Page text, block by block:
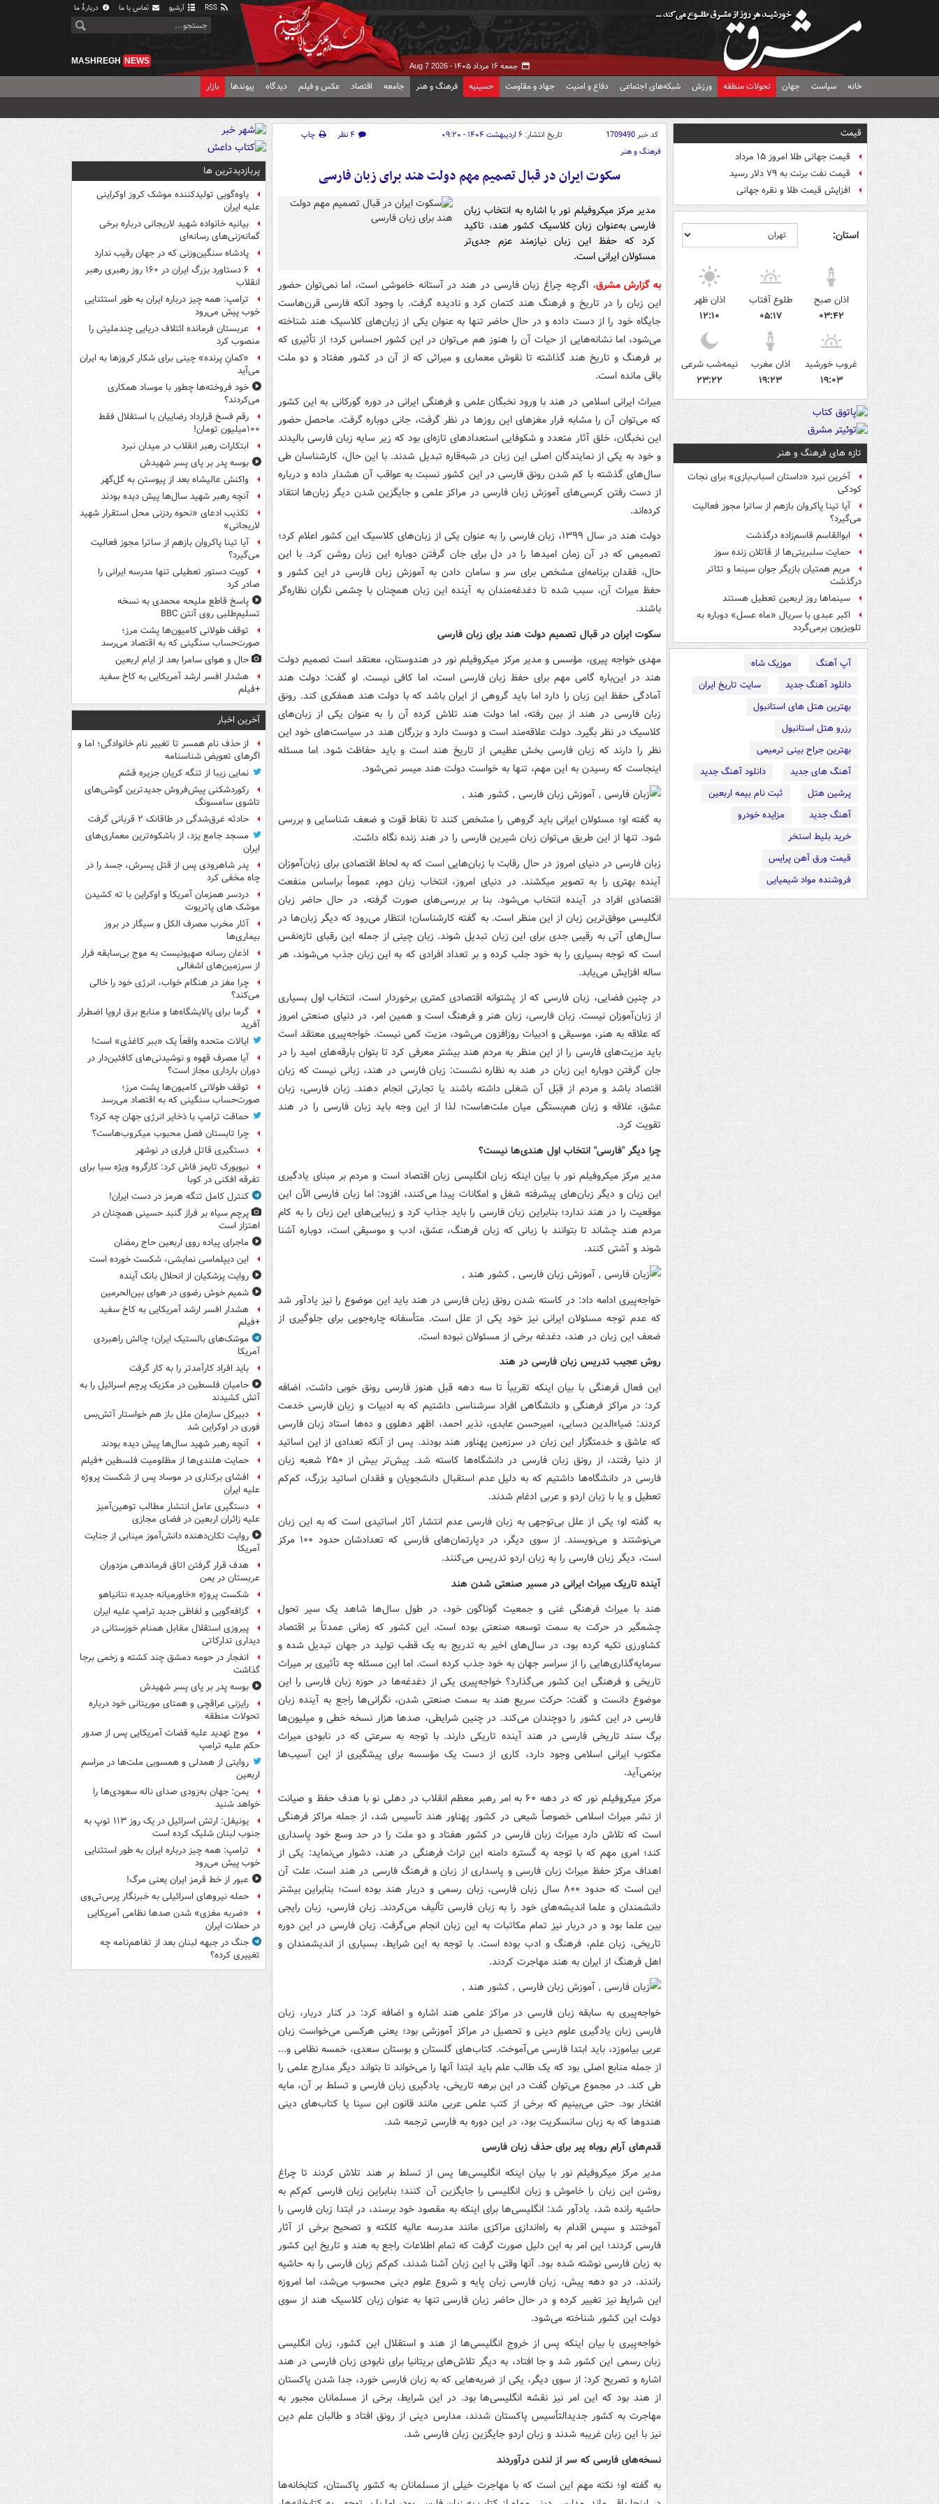
آرشیو تماس با ما دربارهٔ ما
جمعه ۱۶ مرداد ۱۴۰۵ - Aug 7 2026
MASHREGH NEWS
خانه سیاست جهان تحولات منطقه ورزش شبکه‌های اجتماعی دفاع و امنیت جهاد و مقاومت حسینیه فرهنگ و هنر جامعه اقتصاد عکس و فیلم دیدگاه پیوندها بازار
قیمت
قیمت جهانی طلا امروز ۱۵ مرداد
قیمت نفت برنت به ۷۹ دلار رسید
افزایش قیمت طلا و نقره جهانی
استان:
اذان صبح
۰۳:۴۲
طلوع آفتاب
۰۵:۱۷
اذان ظهر
۱۲:۱۰
غروب خورشید
۱۹:۰۳
اذان مغرب
۱۹:۲۳
نیمه‌شب شرعی
۲۳:۲۲
تازه های فرهنگ و هنر
آخرین نبرد «داستان اسباب‌بازی» برای نجات
کودکی
آیا تینا پاکروان بازهم از ساترا مجوز فعالیت
می‌گیرد؟
ابوالقاسم قاسم‌زاده درگذشت
حمایت سلبریتی‌ها از قاتلان زنده سوز
مریم همتیان بازیگر جوان سینما و تئاتر
درگذشت
سینماها روز اربعین تعطیل هستند
اکبر عبدی با سریال «ماه عسل» دوباره به
تلویزیون برمی‌گردد
آپ آهنگ
موزیک شاه
دانلود آهنگ جدید
سایت تاریخ ایران
بهترین هتل های استانبول
رزرو هتل استانبول
بهترین جراح بینی ترمیمی
آهنگ های جدید
دانلود آهنگ جدید
پرشین هتل
ثبت نام بیمه اربعین
آهنگ جدید
مزایده خودرو
خرید بلیط استخر
قیمت ورق آهن پرایس
فروشنده مواد شیمیایی
کد خبر1709490 تاریخ انتشار: ۶ اردیبهشت ۱۴۰۴ - ۰۹:۲۰ ۴ نظر
چاپ
فرهنگ و هنر
‌سکوت ایران در قبال تصمیم مهم دولت هند برای زبان فارسی
مدیر مرکز میکروفیلم نور با اشاره به انتخاب زبان
فارسی به‌عنوان زبان کلاسیک کشور هند، تاکید
کرد که حفظ این زبان نیازمند عزم جدی‌تر
مسئولان ایرانی است.
به گزارش مشرق، اگرچه چراغ زبان فارسی در هند در آستانه خاموشی است، اما نمی‌توان حضور
این زبان را در تاریخ و فرهنگ هند کتمان کرد و نادیده گرفت. با وجود آنکه فارسی قرن‌هاست
جایگاه خود را از دست داده و در حال حاضر تنها به عنوان یکی از زبان‌های کلاسیک هند شناخته
می‌شود، اما نشانه‌هایی از حیات آن را هنوز هم می‌توان در این کشور احساس کرد؛ از تأثیری که
بر فرهنگ و تاریخ هند گذاشته تا نقوش معماری و میراثی که از آن در کشور هفتاد و دو ملت
باقی مانده است.
میراث ایرانی اسلامی در هند با ورود نخبگان علمی و فرهنگی ایرانی در دوره گورکانی به این کشور
که می‌توان آن را مشابه فرار مغزهای این روزها در نظر گرفت، جانی دوباره گرفت. ماحصل حضور
این نخبگان، خلق آثار متعدد و شکوفایی استعدادهای تازه‌ای بود که زیر سایه زبان فارسی بالیدند
و خود به یکی از نمایندگان اصلی این زبان در شبه‌قاره تبدیل شدند. با این حال، کارشناسان طی
سال‌های گذشته با کم شدن رونق فارسی در این کشور نسبت به عواقب آن هشدار داده و درباره
از دست رفتن کرسی‌های آموزش زبان فارسی در مراکز علمی و جایگزین شدن دیگر زبان‌ها انتقاد
کرده‌اند.
دولت هند در سال ۱۳۹۹، زبان فارسی را به عنوان یکی از زبان‌های کلاسیک این کشور اعلام کرد؛
تصمیمی که در آن زمان امیدها را در دل برای جان گرفتن دوباره این زبان روشن کرد. با این
حال، فقدان برنامه‌ای مشخص برای سر و سامان دادن به آموزش زبان فارسی در این کشور و
حفظ میراث آن، سبب شده تا دغدغه‌مندان به آینده این زبان همچنان با چشمی نگران نظاره‌گر
باشند.
سکوت ایران در قبال تصمیم دولت هند برای زبان فارسی
مهدی خواجه پیری، مؤسس و مدیر مرکز میکروفیلم نور در هندوستان، معتقد است تصمیم دولت
هند در این‌باره گامی مهم برای حفظ زبان فارسی است، اما کافی نیست. او گفت: دولت هند
آمادگی حفظ این زبان را دارد اما باید گروهی از ایران باشد که با دولت هند همفکری کند. رونق
زبان فارسی در هند از بین رفته، اما دولت هند تلاش کرده آن را به عنوان یکی از زبان‌های
کلاسیک در نظر بگیرد. دولت علاقه‌مند است و دوست دارد و بزرگان هند در سیاست‌های خود این
نظر را دارند که زبان فارسی بخش عظیمی از تاریخ هند است و باید حفاظت شود. اما مسئله
اینجاست که رسیدن به این مهم، تنها به خواست دولت هند میسر نمی‌شود.
به گفته او؛ مسئولان ایرانی باید گروهی را مشخص کنند تا نقاط قوت و ضعف شناسایی و بررسی
شود. تنها از این طریق می‌توان زبان شیرین فارسی را در هند زنده نگاه داشت.
زبان فارسی در دنیای امروز در حال رقابت با زبان‌هایی است که به لحاظ اقتصادی برای زبان‌آموزان
آینده بهتری را به تصویر می‎کشند. در دنیای امروز، انتخاب زبان دوم، عموماً براساس منفعت
اقتصادی افراد در آینده انتخاب می‌شود. بنا بر بررسی‌های صورت گرفته، در حال حاضر زبان
انگلیسی موفق‌ترین زبان از این منظر است. به گفته کارشناسان؛ انتظار می‌رود که دیگر زبان‌ها در
سال‌های آتی به رقیبی جدی برای این زبان تبدیل شوند. زبان چینی از جمله این رقبای تازه‌نفس
است که توجه بسیاری را به خود جلب کرده و بر تعداد افرادی که به این زبان جذب می‌شوند، هر
ساله افزایش می‌یابد.
در چنین فضایی، زبان فارسی که از پشتوانه اقتصادی کمتری برخوردار است، انتخاب اول بسیاری
از زبان‌آموزان نیست. زبان فارسی، زبان هنر و فرهنگ است و همین امر، در دنیای صنعتی امروز
که علاقه به هنر، موسیقی و ادبیات روزافزون می‌‎شود، مزیت کمی نیست. خواجه‌پیری معتقد است
باید مزیت‌های فارسی را از این منظر به مردم هند بیشتر معرفی کرد تا بتوان بارقه‌های امید را در
جان گرفتن دوباره این زبان در هند به نظاره نشست: زبان فارسی در هند، زبانی نیست که زبان
اقتصاد باشد و مردم از قِبَل آن شغلی داشته باشند یا تجارتی انجام دهند. زبان فارسی، زبان
عشق، علاقه و زبان هم‌بستگی میان ملت‌هاست؛ لذا از این وجه باید زبان فارسی را در هند
تقویت کرد.
چرا دیگر "فارسی" انتخاب اول هندی‌ها نیست؟
مدیر مرکز میکروفیلم نور با بیان اینکه زبان انگلیسی زبان اقتصاد است و مردم بر مبنای یادگیری
این زبان و دیگر زبان‌های پیشرفته شغل و امکانات پیدا می‌کنند، افزود: اما زبان فارسی الآن این
موقعیت را در هند ندارد؛ بنابراین زبان فارسی را باید جذاب کرد و زیبایی‌های این زبان را به کام
مردم هند چشاند تا بتوانند با زبانی که زبان فرهنگ، عشق، ادب و موسیقی است، دوباره آشنا
شوند و آشتی کنند.
خواجه‌پیری ادامه داد: در کاسته شدن رونق زبان فارسی در هند باید این موضوع را نیز یادآور شد
که عدم توجه مسئولان ایرانی نیز خود یکی از علل است. متأسفانه چاره‌جویی برای جلوگیری از
ضعف این زبان در هند، دغدغه برخی از مسئولان نبوده است.
روش عجیب تدریس زبان فارسی در هند
این فعال فرهنگی با بیان اینکه تقریباً تا سه دهه قبل هنوز فارسی رونق خوبی داشت، اضافه
کرد: در مراکز فرهنگی و دانشگاهی افراد سرشناسی داشتیم که به ادبیات و زبان فارسی خدمت
کردند: ضیاءالدین دسایی، امیرحسن عابدی، نذیر احمد، اظهر دهلوی و ده‌ها استاد زبان فارسی
که عاشق و خدمتگزار این زبان در سرزمین پهناور هند بودند. پس از آنکه تعدادی از این اساتید
از دنیا رفتند، از رونق زبان فارسی در دانشگاه‌ها کاسته شد. پیش‌تر بیش از ۲۵۰ شعبه زبان
فارسی در دانشگاه‌ها داشتیم که به دلیل عدم استقبال دانشجویان و فقدان اساتید بزرگ، کم‌کم
تعطیل و یا با زبان اردو و عربی ادغام شدند.
به گفته او؛ یکی از علل بی‌توجهی به زبان فارسی عدم انتشار آثار اساتیدی است که به این زبان
می‌نوشتند و می‌نویسند. از سوی دیگر، در دپارتمان‌های فارسی که تعدادشان حدود ۱۰۰ مرکز
است، دیگر زبان فارسی را به زبان اردو تدریس می‌کنند.
آینده تاریک میراث ایرانی در مسیر صنعتی شدن هند
هند با میراث فرهنگی غنی و جمعیت گوناگون خود، در طول سال‌ها شاهد یک سیر تحول
چشمگیر در حرکت به سمت توسعه صنعتی بوده است. این کشور که زمانی عمدتاً بر اقتصاد
کشاورزی تکیه کرده بود، در سال‌های اخیر به تدریج به یک قطب تولید در جهان تبدیل شده و
سرمایه‌گذاری‌هایی را از سراسر جهان به خود جذب کرده است. اما این مسئله چه تأثیری بر میراث
تاریخی و فرهنگی این کشور می‌گذارد؟ خواجه‌پیری یکی از دغدغه‌ها در حوزه زبان فارسی را این
موضوع دانست و گفت: حرکت سریع هند به سمت صنعتی شدن، نگرانی‌ها راجع به آینده زبان
فارسی در این کشور را دوچندان می‌کند. در چنین شرایطی، صدها هزار نسخه خطی و میلیون‌ها
برگ سند تاریخی فارسی در هند آینده تاریکی دارند. با توجه به سرعتی که در نابودی میراث
مکتوب ایرانی اسلامی وجود دارد، کاری از دست یک مؤسسه برای پیشگیری از این آسیب‌ها
برنمی‌آید.
مرکز میکروفیلم نور که در دهه ۶۰ به امر رهبر معظم انقلاب در دهلی نو با هدف حفظ و صیانت
از نشر میراث اسلامی خصوصاً شیعی در کشور پهناور هند تأسیس شد، از جمله مراکز فرهنگی
است که تلاش دارد میراث زبان فارسی در کشور هفتاد و دو ملت را در حد وسع خود پاسداری
کند؛ امری مهم که با توجه به گستره دامنه این تراث فرهنگی در هند، دشوار می‌نماید: یکی از
اهداف مرکز حفظ میراث زبان فارسی و پاسداری از زبان و فرهنگ فارسی در هند است. علت آن
این است که حدود ۸۰۰ سال زبان فارسی، زبان رسمی و دربار هند بوده است؛ بنابراین بیشتر
دانشمندان و علما اندیشه‌های خود را به زبان فارسی تألیف می‌کردند. زبان فارسی، زبان رایجی
بین علما بود و در دربار نیز تمام مکاتبات به این زبان انجام می‌گرفت. زبان فارسی در این دوره
تاریخی، زبان علم، فرهنگ و ادب بوده است. با توجه به این شرایط، بسیاری از اندیشمندان و
اهل فرهنگ از ایران به هند مهاجرت کردند.
خواجه‌پیری به سابقه زبان فارسی در مراکز علمی هند اشاره و اضافه کرد: در کنار دربار، زبان
فارسی زبان یادگیری علوم دینی و تحصیل در مراکز آموزشی بود؛ یعنی هرکسی می‌خواست زبان
عربی بیاموزد، باید ابتدا فارسی می‌آموخت. کتاب‌های گلستان و بوستان سعدی، خمسه نظامی و...
از جمله منابع اصلی بود که یک طالب علم باید ابتدا آنها را می‌خواند تا بتواند دیگر مدارج علمی را
طی کند. در مجموع می‌توان گفت در این برهه تاریخی، یادگیری زبان فارسی و تسلط بر آن، مایه
افتخار بود. حتی می‌بینیم که برخی از کتب علمی عربی مانند قانون ابن سینا یا کتاب‌های دینی
هندوها که به زبان سانسکریت بود، در این دوره به فارسی ترجمه شد.
قدم‌های آرام روباه پیر برای حذف زبان فارسی
مدیر مرکز میکروفیلم نور با بیان اینکه انگلیسی‌ها پس از تسلط بر هند تلاش کردند تا چراغ
روشن این زبان را خاموش و زبان انگلیسی را جایگزین آن کنند؛ بنابراین زبان فارسی کم‌کم به
حاشیه رانده شد، یادآور شد: انگلیسی‌ها برای اینکه به مقصود خود برسند، در ابتدا زبان فارسی را
آموختند و سپس اقدام به راه‌اندازی مراکزی مانند مدرسه عالیه کلکته و تصحیح برخی از آثار
فارسی کردند؛ این امر به این دلیل صورت گرفت که تمام اطلاعات راجع به هند و تاریخ این کشور
به زبان فارسی نوشته شده بود. آنها وقتی با این زبان آشنا شدند، کم‌کم زبان فارسی را به حاشیه
راندند. در دو دهه پیش، زبان فارسی زبان پایه و شروع علوم دینی محسوب می‌شد، اما امروزه
این شرایط نیز تغییر کرده و در حال حاضر زبان فارسی تنها به عنوان زبان کلاسیک هند از سوی
دولت این کشور شناخته می‌شود.
خواجه‌پیری با بیان اینکه پس از خروج انگلیسی‌ها از هند و استقلال این کشور، زبان انگلیسی
زبان رسمی این کشور شد و جا افتاد، به دیگر تلاش‌های بریتانیا برای نابودی زبان فارسی در هند
اشاره و تصریح کرد: از سوی دیگر، یکی از ضربه‌هایی که به زبان فارسی خورد، جدا شدن پاکستان
از هند بود که این امر نیز نقشه انگلیسی‌ها بود. در این شرایط، برخی از مسلمانان مجبور به
مهاجرت به کشور جدیدالتأسیس پاکستان شدند، مدارس دینی از رونق افتاد و طالبان علم دین
نیز با این زبان غریبه شدند و زبان اردو جایگزین زبان فارسی شد.
نسخه‌های فارسی که سر از لندن درآوردند
به گفته او؛ نکته مهم این است که با مهاجرت خیلی از مسلمانان به کشور پاکستان، کتابخانه‌ها
پربازدیدترین ها
یاوه‌گویی تولیدکننده موشک کروز اوکراینی
علیه ایران
بیانیه خانواده شهید لاریجانی درباره برخی
گمانه‌زنی‌های رسانه‌ای
پادشاه سنگین‌وزنی که در جهان رقیب ندارد
۶ دستاورد بزرگ ایران در ۱۶۰ روز رهبری رهبر
انقلاب
ترامپ: همه چیز درباره ایران به طور استثنایی
خوب پیش می‌رود
عربستان فرمانده ائتلاف دریایی چندملیتی را
منصوب کرد
«کمانِ پرنده» چینی برای شکار کروزها به ایران
می‌آید
خود فروخته‌ها چطور با موساد همکاری
می‌کردند؟
رقم فسخ قرارداد رضاییان با استقلال فقط
۱۰۰میلیون تومان!
ابتکارات رهبر انقلاب در میدان نبرد
بوسه‌ پدر بر پای پسر شهیدش
واکنش عالیشاه بعد از پیوستن به گل‌گهر
آنچه رهبر شهید سال‌ها پیش دیده بودند
تکذیب ادعای «نحوه ردزنی محل استقرار شهید
لاریجانی»
آیا تینا پاکروان بازهم از ساترا مجوز فعالیت
می‌گیرد؟
کویت دستور تعطیلی تنها مدرسه ایرانی را
صادر کرد
پاسخ قاطع ملیحه محمدی به نسخه
تسلیم‌طلبی روی آنتن BBC
توقف طولانی کامیون‌ها پشت مرز؛
صورت‌حساب سنگینی که به اقتصاد می‌رسد
حال و هوای سامرا بعد از ایام اربعین
هشدار افسر ارشد آمریکایی به کاخ سفید
+فیلم
آخرین اخبار
از حذف نام همسر تا تغییر نام خانوادگی؛ اما و
اگرهای تعویض شناسنامه
نمایی زیبا از تنگه کریان جزیره قشم
رکوردشکنی پیش‌فروش جدیدترین گوشی‌های
تاشوی سامسونگ
حادثه غرق‌شدگی در طاقانک ۲ قربانی گرفت
مسجد جامع یزد، از باشکوه‌ترین معماری‌های
ایران
پدر شاهرودی پس از قتل پسرش، جسد را در
چاه مخفی کرد
دردسر همزمان آمریکا و اوکراین با ته کشیدن
موشک های پاتریوت
آثار مخرب مصرف الکل و سیگار در بروز
بیماری‌ها
اذعان رسانه صهیونیست به موج بی‌سابقه فرار
از سرزمین‌های اشغالی
چرا مغز در هنگام خواب، انرژی خود را خالی
می‌کند؟
گرما برای پالایشگاه‌ها و منابع برق اروپا اضطرار
آفرید
ایالات متحده واقعاً یک «ببر کاغذی» است!
آیا مصرف قهوه و نوشیدنی‌های کافئین‌دار در
دوران بارداری مجاز است؟
توقف طولانی کامیون‌ها پشت مرز؛
صورت‌حساب سنگینی که به اقتصاد می‌رسد
حماقت ترامپ با ذخایر انرژی جهان چه کرد؟
چرا تابستان فصل محبوب میکروب‌هاست؟
دستگیری قاتل فراری در نوشهر
نیویورک تایمز فاش کرد: کارگروه ویژه سیا برای
تفرقه افکنی در کوبا
کنترل کامل تنگه هرمز در دست ایران!
پرچم سیاه بر فراز گنبد حسینی همچنان در
اهتزاز است
ماجرای پیاده روی اربعین حاج رمضان
این دیپلماسی نمایشی، شکست خورده است
روایت پزشکیان از انحلال بانک آینده
شمیم خوش رضوی در هوای بین‌الحرمین
هشدار افسر ارشد آمریکایی به کاخ سفید
+فیلم
موشک‌های بالستیک ایران؛ چالش راهبردی
آمریکا
باید افراد کارآمدتر را به کار گرفت
حامیان فلسطین در مکزیک پرچم اسرائیل را به
آتش کشیدند
دبیرکل سازمان ملل باز هم خواستار آتش‌بس
فوری در اوکراین شد
آنچه رهبر شهید سال‌ها پیش دیده بودند
حمایت هلندی‌ها از مظلومیت فلسطین +فیلم
افشای برکناری در موساد پس از شکست پروژه
علیه ایران
دستگیری عامل انتشار مطالب توهین‌آمیز
علیه زائران اربعین در فضای مجازی
روایت تکان‌دهنده دانش‌آموز مینابی از جنایت
آمریکا
هدف قرار گرفتن اتاق‌ فرماندهی مزدوران
عربستان در یمن
شکست پروژه «خاورمیانه جدید» نتانیاهو
گزافه‌گویی و لفاظی جدید ترامپ علیه ایران
پیروزی استقلال مقابل همنام خوزستانی در
دیداری تدارکاتی
انفجار در حومه دمشق چند کشته و زخمی برجا
گذاشت
بوسه‌ پدر بر پای پسر شهیدش
رایزنی عراقچی و همتای موریتانی خود درباره
تحولات منطقه
موج تهدید علیه قضات آمریکایی پس از صدور
حکم علیه ترامپ
روایتی از همدلی و همسویی ملت‌ها در مراسم
اربعین
یمن: جهان به‌زودی صدای ناله سعودی‌ها را
خواهد شنید
یونیفل: ارتش اسرائیل در یک روز ۱۱۳ توپ به
جنوب لبنان شلیک کرده است
ترامپ: همه چیز درباره ایران به طور استثنایی
خوب پیش می‌رود
عبور از خط قرمز ایران یعنی مرگ!
حمله نیروهای اسرائیلی به خبرنگار پرس‌تی‌وی
«ضربه مغزی» شدن صدها نظامی آمریکایی
در حملات ایران
جنگ در جبهه لبنان بعد از تفاهم‌نامه چه
تغییری کرده؟